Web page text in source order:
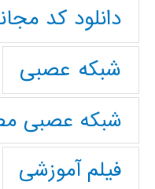
دانلود کد
شبکه عصبی
شبکه عصبی
فیلم آموزشی